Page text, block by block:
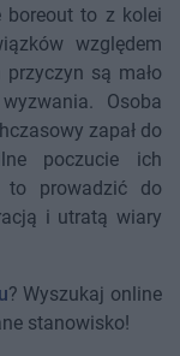
boreout to z kolei
względem
są mało
Osoba
zapał do
poczucie ich
to prowadzić do
i utratą wiary
? Wyszukaj online
stanowisko!